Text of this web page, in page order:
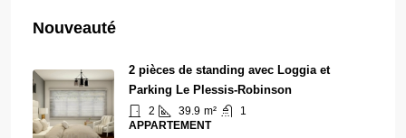
Nouveauté
2 pièces de standing avec Loggia et
Parking Le Plessis-Robinson
2 39.9 m²
1
APPARTEMENT